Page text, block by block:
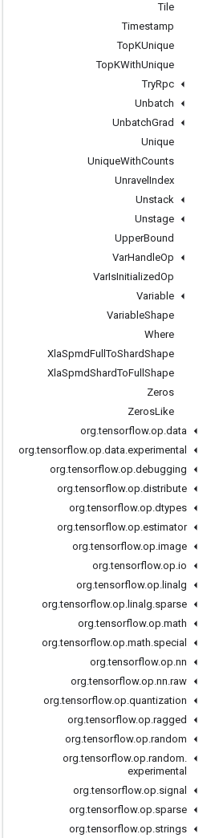
Tile
Timestamp
TopKUnique
TopKWithUnique
TryRpc
Unbatch
UnbatchGrad
Unique
UniqueWithCounts
Unravel Index
Unstack
Unstage
UpperBound
VarHandleOp
VarIsInitializedOp
Variable
VariableShape
Where
XlaSpmdFullToShardShape
XlaSpmdShardToFull Shape
Zeros
ZerosLike
org.tensorflow.op.data
org.tensorflow.op.data.experimental
org.tensorflow.op.debugging
org.tensorflow.op.distribute
org.tensorflow.op.dtypes
org.tensorflow.op.estimator
org.tensorflow.op.image
org.tensorflow.op.io
org.tensorflow.op. linalg
org.tensorflow.op. linalg.sparse
org.tensorflow.op.math
org.tensorflow.op.math.special
org.tensorflow.op.nn
org.tensorflow.op.nn.raw
org.tensorflow.op.quantization
org.tensorflow.op.ragged
org.tensorflow.op.random
org.tensorflow.op.random.
experimental
org.tensorflow.op.signal
org.tensorflow.op.sparse
org.tensorflow.op.strings